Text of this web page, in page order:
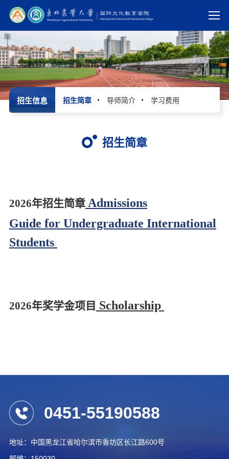
招生信息 招生简章 导师简介 学习费用
招生简章
2026年招生简章 Admissions
Guide forUndergraduate International
Students
2026年奖学金项目 Scholarship
0451-55190588
地址：中国黑龙江省哈尔滨市香坊区长江路600号